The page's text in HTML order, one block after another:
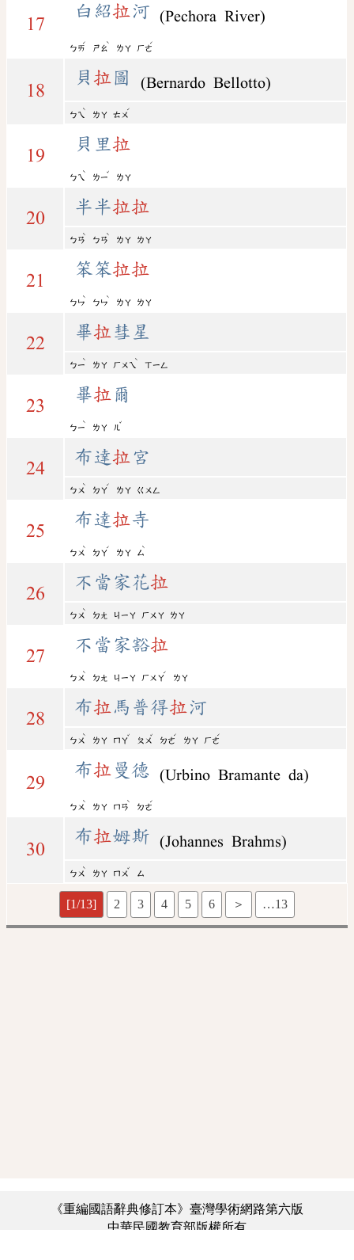
17
白紹拉河 (Pechora River)
ㄅㄞ
ˊ
ㄕㄠ
ˋ
ㄌㄚ ㄏㄜ
ˊ
18
貝 拉圖 (Bernardo Bellotto)
ㄅㄟ
ˋ
ㄌㄚ ㄊㄨ
ˊ
19
貝里拉
ㄅㄟ
ˋ
ㄌㄧ
ˇ
ㄌㄚ
20
半半拉拉
ㄅㄢ
ˋ
ㄅㄢ
ˋ
ㄌㄚ ㄌㄚ
21
笨笨拉拉
ㄅㄣ
ˋ
ㄅㄣ
ˋ
ㄌㄚ ㄌㄚ
22
畢拉彗星
ㄅㄧ
ˋ
ㄌㄚ ㄏㄨㄟ
ˋ
ㄒㄧㄥ
23
畢拉 爾
ㄅㄧ
ˋ
ㄌㄚ ㄦ
ˇ
24
布達拉宮
ㄅㄨ
ˋ
ㄉㄚ
ˊ
ㄌㄚ ㄍㄨㄥ
25
布達拉寺
ㄅㄨ
ˋ
ㄉㄚ
ˊ
ㄌㄚ ㄙ
ˋ
26
不當家花拉
ㄅㄨ
ˋ
ㄉㄤ ㄐㄧㄚ ㄏㄨㄚ ㄌㄚ
27
不當家豁拉
ㄅㄨ
ˋ
ㄉㄤ ㄐㄧㄚ ㄏㄨㄚ
ˊ
ㄌㄚ
28
布拉馬普得拉河
ㄅㄨ
ˋ
ㄌㄚ ㄇㄚ
ˇ
ㄆㄨ
ˇ
ㄉㄜ
ˊ
ㄌㄚ ㄏㄜ
ˊ
29
布拉 曼德 (Urbino Bramante da)
ㄅㄨ
ˋ
ㄌㄚ ㄇㄢ
ˋ
ㄉㄜ
ˊ
30
布拉姆斯 (Johannes Brahms)
ㄅㄨ
ˋ
ㄌㄚ ㄇㄨ
ˇ
ㄙ
[1/13] 2 3 4 5 6 ＞ …13
《重編國語辭典修訂本》臺灣學術網路第六版
中華民國教育部版權所有